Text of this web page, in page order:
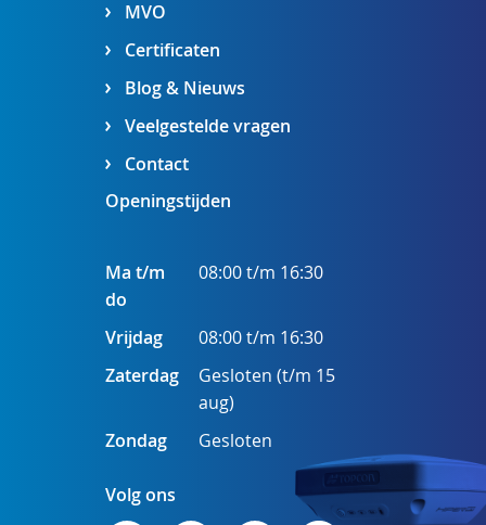
MVO
Certificaten
Blog & Nieuws
Veelgestelde vragen
Contact
Openingstijden
Ma t/m
do
08:00 t/m 16:30
Vrijdag
08:00 t/m 16:30
Zaterdag
Gesloten (t/m 15
aug)
Zondag
Gesloten
Volg ons